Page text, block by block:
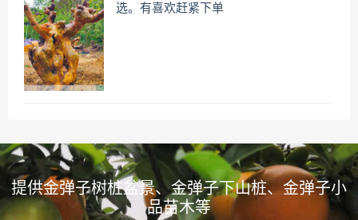
选。有喜欢赶紧下单
提供金弹子树桩盆景、金弹子下山桩、金弹子小
品苗木等